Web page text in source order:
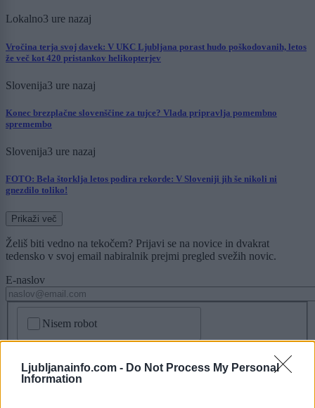
Ljubljanainfo.com - Do Not Process My Personal
Information
Lokalno3 ure nazaj
Vročina terja svoj davek: V UKC Ljubljana porast hudo poškodovanih, letos
že več kot 420 pristankov helikopterjev
Slovenija3 ure nazaj
Konec brezplačne slovenščine za tujce? Vlada pripravlja pomembno
spremembo
Slovenija3 ure nazaj
FOTO: Bela štorklja letos podira rekorde: V Sloveniji jih še nikoli ni
gnezdilo toliko!
Prikaži več
Želiš biti vedno na tekočem? Prijavi se na novice in dvakrat
tedensko v svoj email nabiralnik prejmi pregled svežih novic.
E-naslov
Nisem robot
Imaš novico, informacijo, fotografijo ali video, ki bi nas utegnila